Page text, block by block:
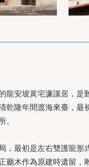
龍安坡黃宅濂讓居，
乾隆年間渡海來臺，
。
，最初是左右雙護龍
廳木作為原建時遺留